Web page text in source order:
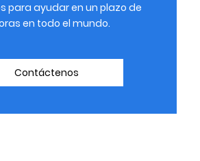
para ayudar en un plazo de
en todo el mundo.
Contáctenos